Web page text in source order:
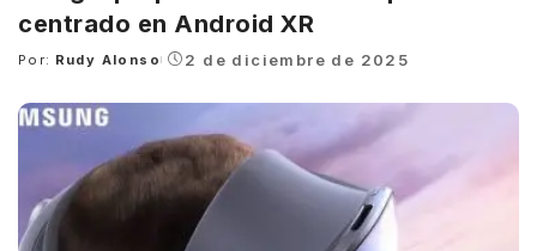
centrado en Android XR
Posted
Por: Rudy Alonso 2 de diciembre de 2025